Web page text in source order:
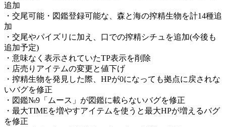
追加
・交尾可能・図鑑登録可能な、森と海の搾精生物を計14種追
加
・交尾やパイズリに加え、口での搾精シチュを追加(今後も
追加予定)
・意味なく表示されていたTP表示を削除
・店売りアイテムの変更と値下げ
・搾精生物を発見した際、HPが0になっても拠点に戻されな
いバグを修正
・図鑑№9「ムース」が図鑑に載らないバグを修正
・最大TIMEを増やすアイテムを使うと最大HPが増えるバグ
を修正